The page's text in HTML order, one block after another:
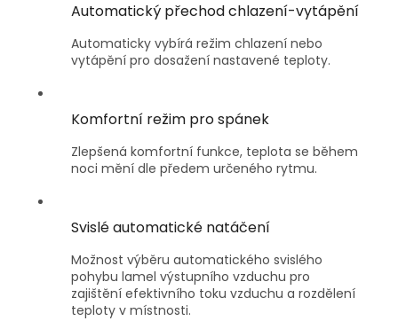
Automatický přechod chlazení-vytápění
Automaticky vybírá režim chlazení nebo
vytápění pro dosažení nastavené teploty.
Komfortní režim pro spánek
Zlepšená komfortní funkce, teplota se během
noci mění dle předem určeného rytmu.
Svislé automatické natáčení
Možnost výběru automatického svislého
pohybu lamel výstupního vzduchu pro
zajištění efektivního toku vzduchu a rozdělení
teploty v místnosti.